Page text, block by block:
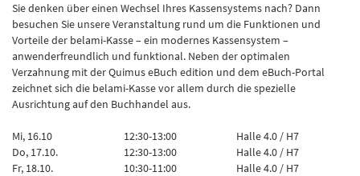
Sie denken über einen Wechsel Ihres Kassensystems nach? Dann
besuchen Sie unsere Veranstaltung rund um die Funktionen und
Vorteile der belami-Kasse – ein modernes Kassensystem –
anwenderfreundlich und funktional. Neben der optimalen
Verzahnung mit der Quimus eBuch edition und dem eBuch-Portal
zeichnet sich die belami-Kasse vor allem durch die spezielle
Ausrichtung auf den Buchhandel aus.
Mi, 16.10 12:30-13:00
Halle 4.0 / H7
Do, 17.10.
12:30-13:00
Halle 4.0 / H7
Fr, 18.10.
10:30-11:00 Halle 4.0 / H7